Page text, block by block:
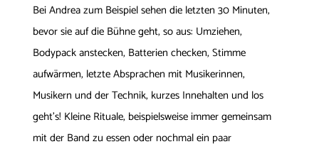
Bei Andrea zum Beispiel sehen die letzten 30 Minuten,
bevor sie auf die Bühne geht, so aus: Umziehen,
Bodypack anstecken, Batterien checken, Stimme
aufwärmen, letzte Absprachen mit Musikerinnen,
Musikern und der Technik, kurzes Innehalten und los
geht’s! Kleine Rituale, beispielsweise immer gemeinsam
mit der Band zu essen oder nochmal ein paar